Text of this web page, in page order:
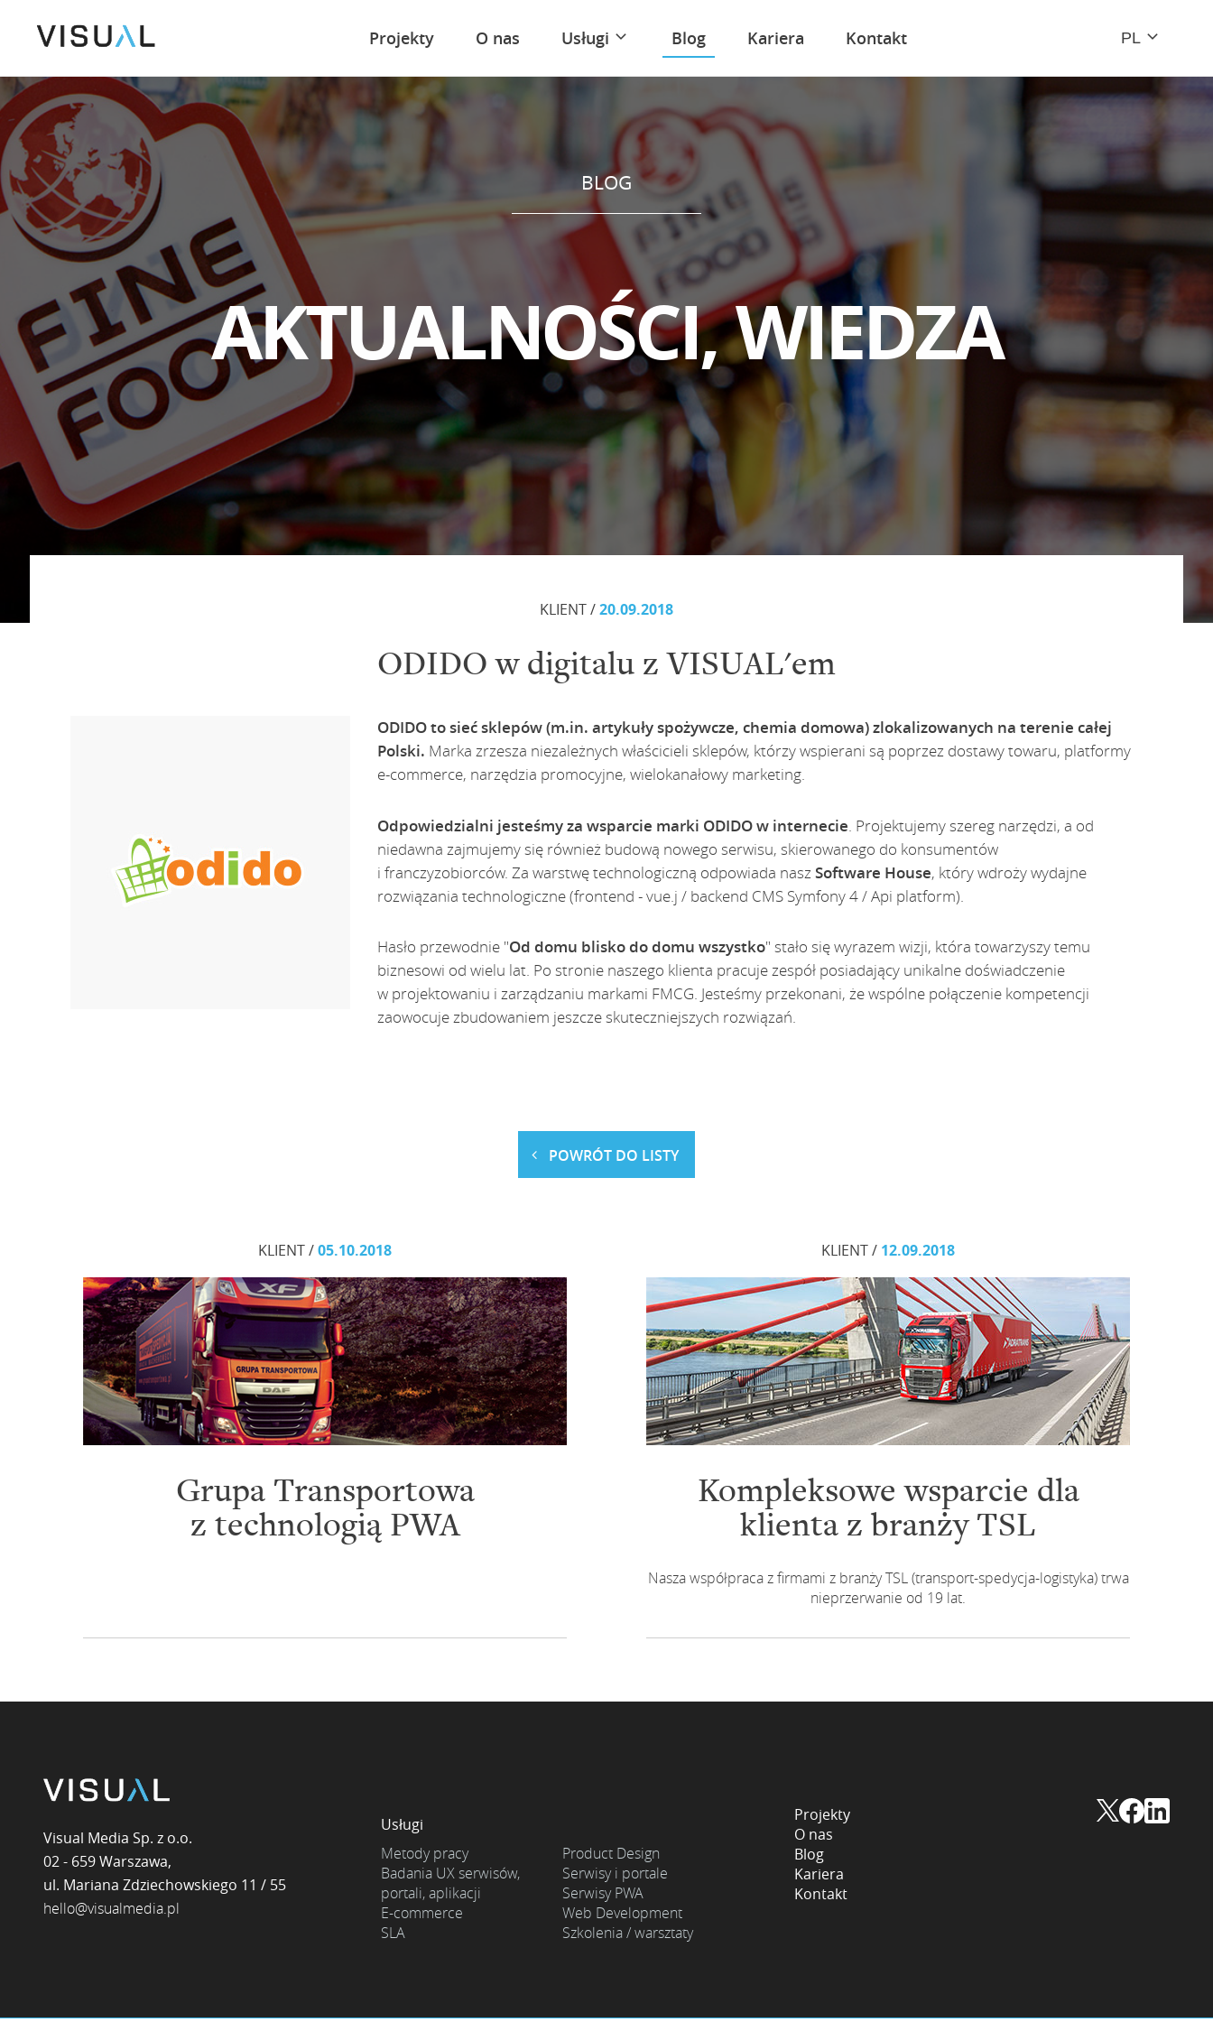
PL
Projekty O nas Usługi
Metody pracy
aplikacji
Projektowanie serwisów
i portali WWW
Projektowanie aplikacji
internetowych, webowych
E-commerce
Web Development
Gwarantowany poziom
wsparcia aplikacji (SLA)
Szkolenia / warsztaty
Blog Kariera Kontakt
AKTUALNOŚCI,WIEDZA
BLOG
KLIENT /20.09.2018
ODIDO w digitalu z VISUAL'em
ODIDO to sieć sklepów (m.in. artykuły spożywcze, chemia domowa) zlokalizowanych na terenie całej
Polski. Marka zrzesza niezależnych właścicieli sklepów, którzy wspierani są poprzez dostawy towaru, platformy
e-commerce, narzędzia promocyjne, wielokanałowy marketing.
Odpowiedzialni jesteśmy za wsparcie marki ODIDO w internecie . Projektujemy szereg narzędzi, a od
niedawna zajmujemy się również budową nowego serwisu, skierowanego do konsumentów
i franczyzobiorców. Za warstwę technologiczną odpowiada nasz Software House, który wdroży wydajne
rozwiązania technologiczne (frontend - vue.j / backend CMS Symfony 4 / Api platform).
Hasło przewodnie "Od domu blisko do domu wszystko" stało się wyrazem wizji, która towarzyszy temu
biznesowi od wielu lat. Po stronie naszego klienta pracuje zespół posiadający unikalne doświadczenie
w projektowaniu i zarządzaniu markami FMCG. Jesteśmy przekonani, że wspólne połączenie kompetencji
zaowocuje zbudowaniem jeszcze skuteczniejszych rozwiązań.
POWRÓT DO LISTY
KLIENT /05.10.2018
Grupa Transportowa
z technologią PWA
KLIENT / 12.09.2018
Kompleksowe wsparcie dla
klienta z branży TSL
Nasza współpraca z firmami z branży TSL (transport-spedycja-logistyka) trwa
nieprzerwanie od 19 lat.
Visual Media Sp. z o.o.
02 - 659Warszawa,
ul. Mariana Zdziechowskiego 11 / 55
hello@visualmedia.pl
Usługi
Metody pracy
Product Design
Badania UX serwisów,
portali, aplikacji
Serwisy i portale
Serwisy PWA
E-commerce
Web Development
SLA
Szkolenia / warsztaty
Projekty
O nas
Blog
Kariera
Kontakt